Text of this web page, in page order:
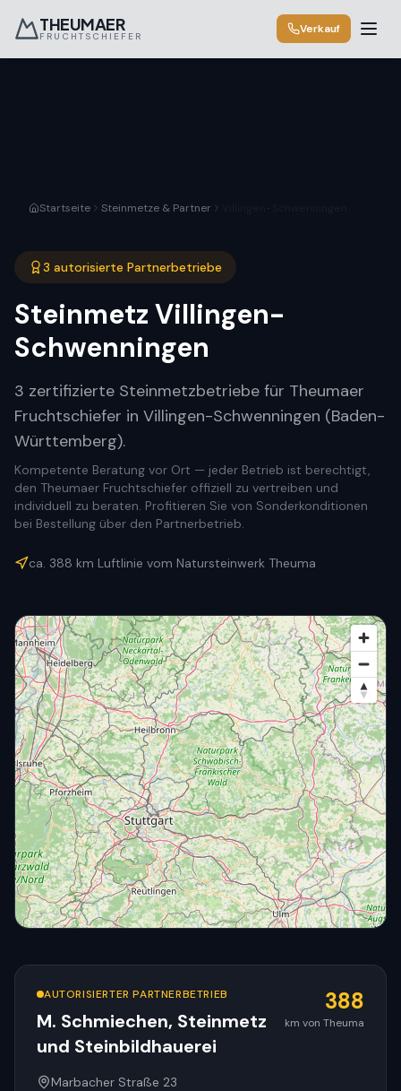
THEUMAER
FRUCHTSCHIEFER
Verkauf
Startseite Steinmetze & Partner
3 autorisierte Partnerbetriebe
Steinmetz Villingen-
Schwenningen
3 zertifizierte Steinmetzbetriebe für Theumaer
Fruchtschiefer in Villingen-Schwenningen (Baden-
Württemberg).
Kompetente Beratung vor Ort — jeder Betrieb ist berechtigt,
den Theumaer Fruchtschiefer offiziell zu vertreiben und
individuell zu beraten. Profitieren Sie von Sonderkonditionen
bei Bestellung über den Partnerbetrieb.
ca. 388 km Luftlinie vom Natursteinwerk Theuma
AUTORISIERTER PARTNERBETRIEB
M. Schmiechen, Steinmetz
und Steinbildhauerei
388
km von Theuma
Marbacher Straße 23